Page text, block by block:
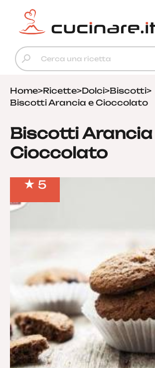
Home>Ricette>Dolci>Biscotti>
Biscotti Arancia e Cioccolato
Biscotti Arancia
Cioccolato
5